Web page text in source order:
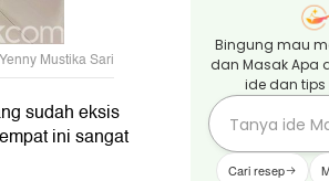
Mustika Sari
sudah eksis
ini sangat
Bingung mau
dan Masak Apa
ide dan tips
Cari resep